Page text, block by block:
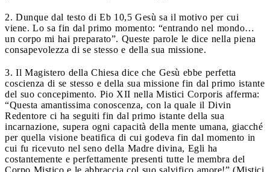
2. Dunque dal testo di Eb 10,5 Gesù sa il motivo per cui
viene. Lo sa fin dal primo momento: “entrando nel mondo…
un corpo mi hai preparato”. Queste parole le dice nella piena
consapevolezza di se stesso e della sua missione.
3. Il Magistero della Chiesa dice che Gesù ebbe perfetta
coscienza di se stesso e della sua missione fin dal primo istante
del suo concepimento. Pio XII nella Mistici Corporis afferma:
“Questa amantissima conoscenza, con la quale il Divin
Redentore ci ha seguiti fin dal primo istante della sua
incarnazione, supera ogni capacità della mente umana, giacché
per quella visione beatifica di cui godeva fin dal momento in
cui fu ricevuto nel seno della Madre divina, Egli ha
costantemente e perfettamente presenti tutte le membra del
Corpo Mistico e le abbraccia col suo salvifico amore!” (Mistici